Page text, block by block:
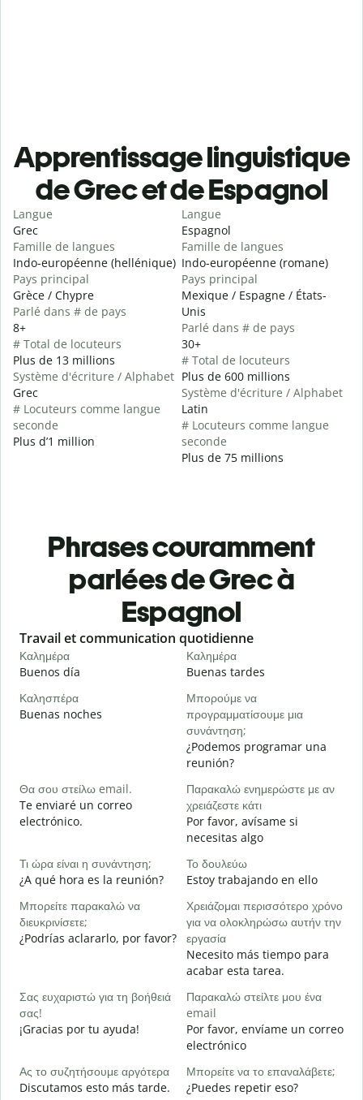
Apprentissage linguistique
de Grec et de Espagnol
Langue
Grec
Famille de langues
Indo-européenne (hellénique)
Pays principal
Grèce / Chypre
Parlé dans # de pays
8+
# Total de locuteurs
Plus de 13 millions
Système d'écriture / Alphabet
Grec
# Locuteurs comme langue
seconde
Plus d’1 million
Langue
Espagnol
Famille de langues
Indo-européenne (romane)
Pays principal
Mexique / Espagne / États-
Unis
Parlé dans # de pays
30+
# Total de locuteurs
Plus de 600 millions
Système d'écriture / Alphabet
Latin
# Locuteurs comme langue
seconde
Plus de 75 millions
Phrases couramment
parlées de Grec à
Espagnol
Slide 1 of 6
Travail et communication quotidienne
Καλημέρα
Buenos día
Καλημέρα
Buenas tardes
Καλησπέρα
Buenas noches
Μπορούμε να
προγραμματίσουμε μια
συνάντηση;
¿Podemos programar una
reunión?
Θα σου στείλω email.
Te enviaré un correo
electrónico.
Παρακαλώ ενημερώστε με αν
χρειάζεστε κάτι
Por favor, avísame si
necesitas algo
Τι ώρα είναι η συνάντηση;
¿A qué hora es la reunión?
Το δουλεύω
Estoy trabajando en ello
Μπορείτε παρακαλώ να
διευκρινίσετε;
¿Podrías aclararlo, por favor?
Χρειάζομαι περισσότερο χρόνο
για να ολοκληρώσω αυτήν την
εργασία
Necesito más tiempo para
acabar esta tarea.
Σας ευχαριστώ για τη βοήθειά
σας!
¡Gracias por tu ayuda!
Παρακαλώ στείλτε μου ένα
email
Por favor, envíame un correo
electrónico
Ας το συζητήσουμε αργότερα
Discutamos esto más tarde.
Μπορείτε να το επαναλάβετε;
¿Puedes repetir eso?